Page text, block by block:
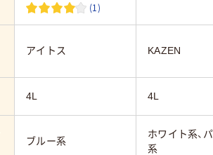
(1)
アイトス KAZEN
4L 4L
ブルー系
ホワイト系、
系